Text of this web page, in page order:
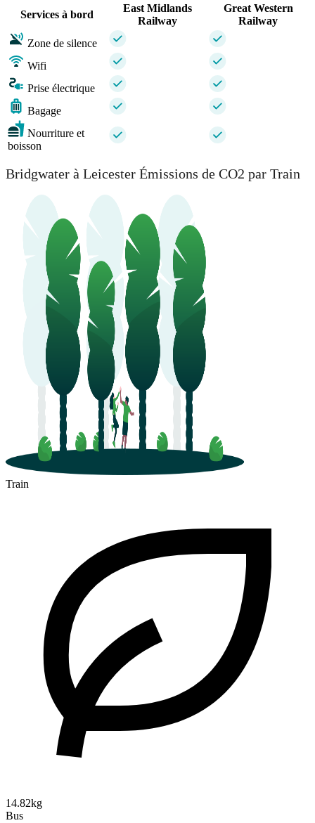
Services à bord
East Midlands
Railway
Great Western
Railway
Zone de silence
Wifi
Prise électrique
Bagage
Nourriture et
boisson
Bridgwater à Leicester Émissions de CO2 par Train
Train
14.82kg
Bus